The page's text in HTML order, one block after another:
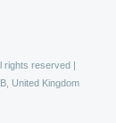
rights reserved |
United Kingdom